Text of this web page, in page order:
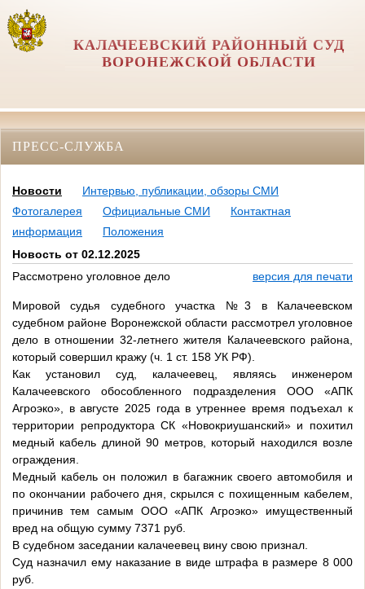
КАЛАЧЕЕВСКИЙ РАЙОННЫЙ СУД
ВОРОНЕЖСКОЙ ОБЛАСТИ
ПРЕСС-СЛУЖБА
Новости
Интервью, публикации, обзоры СМИ
Фотогалерея
Официальные СМИ
Контактная
информация
Положения
Новость от 02.12.2025
Рассмотрено уголовное дело
версия для печати
Мировой судья судебного участка №3 в Калачеевском
судебном районе Воронежской области рассмотрел уголовное
дело в отношении 32-летнего жителя Калачеевского района,
который совершил кражу (ч. 1 ст. 158 УК РФ).
Как установил суд, калачеевец, являясь инженером
Калачеевского обособленного подразделения ООО «АПК
Агроэко», в августе 2025 года в утреннее время подъехал к
территории репродуктора СК «Новокриушанский» и похитил
медный кабель длиной 90 метров, который находился возле
ограждения.
Медный кабель он положил в багажник своего автомобиля и
по окончании рабочего дня, скрылся с похищенным кабелем,
причинив тем самым ООО «АПК Агроэко» имущественный
вред на общую сумму 7371 руб.
В судебном заседании калачеевец вину свою признал.
Суд назначил ему наказание в виде штрафа в размере 8 000
руб.